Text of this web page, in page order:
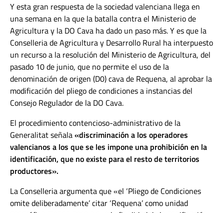
Y esta gran respuesta de la sociedad valenciana llega en
una semana en la que la batalla contra el Ministerio de
Agricultura y la DO Cava ha dado un paso más. Y es que la
Conselleria de Agricultura y Desarrollo Rural ha interpuesto
un recurso a la resolución del Ministerio de Agricultura, del
pasado 10 de junio, que no permite el uso de la
denominación de origen (D0) cava de Requena, al aprobar la
modificación del pliego de condiciones a instancias del
Consejo Regulador de la DO Cava.
El procedimiento contencioso-administrativo de la
Generalitat señala«discriminación a los operadores
valencianos a los que se les impone una prohibición en la
identificación, que no existe para el resto de territorios
productores».
La Conselleria argumenta que «el ‘Pliego de Condiciones
omite deliberadamente’ citar ‘Requena’ como unidad